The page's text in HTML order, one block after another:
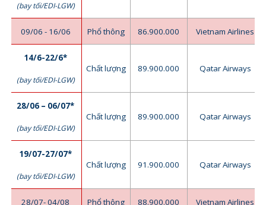
(bay tối/EDI-LGW)
09/06 - 16/06 Phổ thông 86.900.000 Vietnam Airlines
14/6-22/6*
(bay tối/EDI-LGW)
Chất lượng 89.900.000 Qatar Airways
28/06 – 06/07*
(bay tối/EDI-LGW)
Chất lượng 89.900.000 Qatar Airways
19/07-27/07*
(bay tối/EDI-LGW)
Chất lượng 91.900.000 Qatar Airways
28/07- 04/08 Phổ thông 88.900.000 Vietnam Airlines